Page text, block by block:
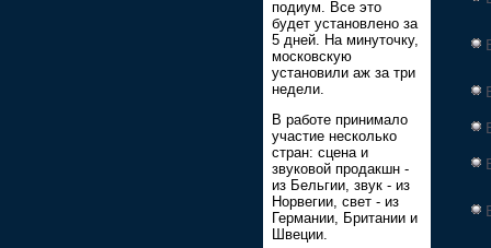
подиум. Все это
будет установлено за
5 дней. На минуточку,
московскую
установили аж за три
недели.
В работе принимало
участие несколько
стран: сцена и
звуковой продакшн -
из Бельгии, звук - из
Норвегии, свет - из
Германии, Британии и
Швеции.